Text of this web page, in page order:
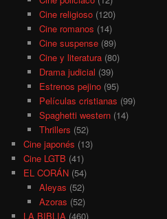
Cine religioso(120)
Cine romanos (14)
Cine suspense(89)
Cine y literatura(80)
Drama judicial (39)
Estrenos pejino(95)
Películas cristianas (99)
Spaghetti western(14)
Thrillers (52)
Cine japonés (13)
Cine LGTB (41)
EL CORÁN (54)
Aleyas (52)
Azoras (52)
LA BIBLIA (460)